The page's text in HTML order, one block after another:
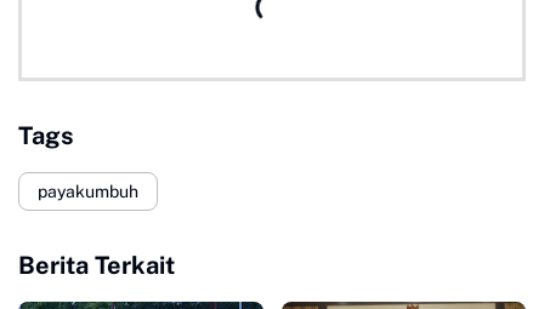
Tags
payakumbuh
Berita Terkait